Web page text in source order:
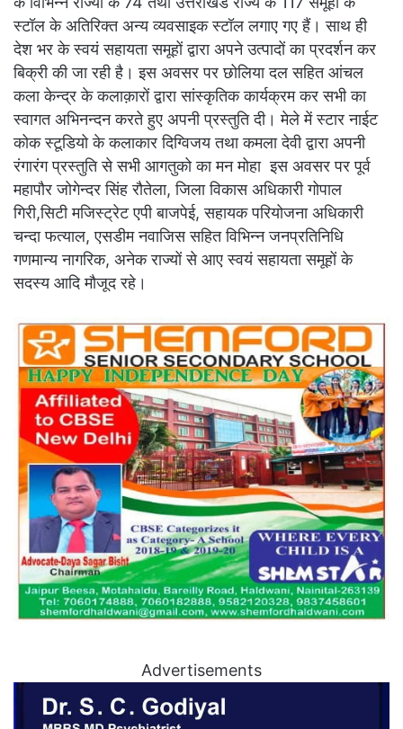
स्टॉल के अतिरिक्त अन्य व्यवसाइक स्टॉल लगाए गए हैं। साथ ही
देश भर के स्वयं सहायता समूहों द्वारा अपने उत्पादों का प्रदर्शन कर
बिक्री की जा रही है। इस अवसर पर छोलिया दल सहित आंचल
कला केन्द्र के कलाक़ारों द्वारा सांस्कृतिक कार्यक्रम कर सभी का
स्वागत अभिनन्दन करते हुए अपनी प्रस्तुति दी। मेले में स्टार नाईट
कोक स्टूडियो के कलाकार दिग्विजय तथा कमला देवी द्वारा अपनी
रंगारंग प्रस्तुति से सभी आगतुको का मन मोहा इस अवसर पर पूर्व
महापौर जोगेन्दर सिंह रौतेला, जिला विकास अधिकारी गोपाल
गिरी,सिटी मजिस्ट्रेट एपी बाजपेई, सहायक परियोजना अधिकारी
चन्दा फत्याल, एसडीम नवाजिस सहित विभिन्न जनप्रतिनिधि
गणमान्य नागरिक, अनेक राज्यों से आए स्वयं सहायता समूहों के
सदस्य आदि मौजूद रहे।
Advertisements